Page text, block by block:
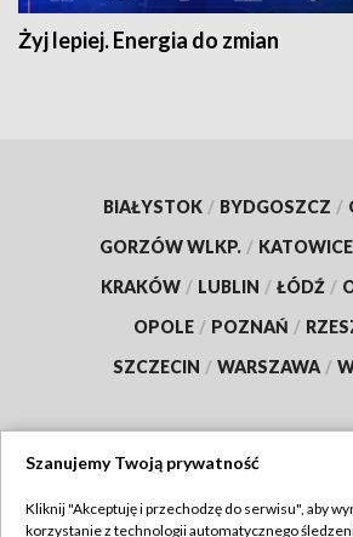
Żyj lepiej. Energia do zmian
BIAŁYSTOK / BYDGOSZCZ /
GORZÓW WLKP. / KATOWICE
KRAKÓW / LUBLIN / ŁÓDŹ /
OPOLE / POZNAŃ /
SZCZECIN / WARSZAWA /
Szanujemy Twoją prywatność
Kliknij "Akceptuję i przechodzę do serwisu", aby
korzystanie z technologii automatycznego